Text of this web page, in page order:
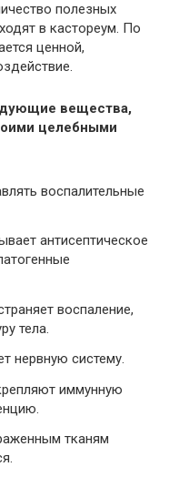
полезных
в кастореум. По
ценной,
вещества,
целебными
воспалительные
антисептическое
воспаление,
тела.
нервную систему.
иммунную
тканям